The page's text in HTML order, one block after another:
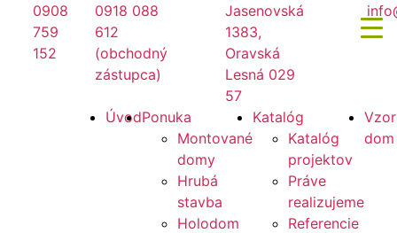
Preskočiť
obsah
0908
759
152
0918 088
612
(obchodný
zástupca)
Jasenovská
1383,
Oravská
Lesná 029
57
Mirano
ÚvodPonuka
Montované
domy
Hrubá
stavba
Holodom
Katalóg
Katalóg
projektov
Práve
realizujeme
Referencie
dom